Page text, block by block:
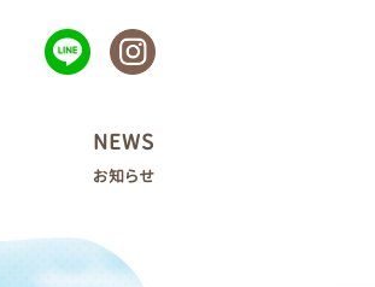
NEWS
お知らせ